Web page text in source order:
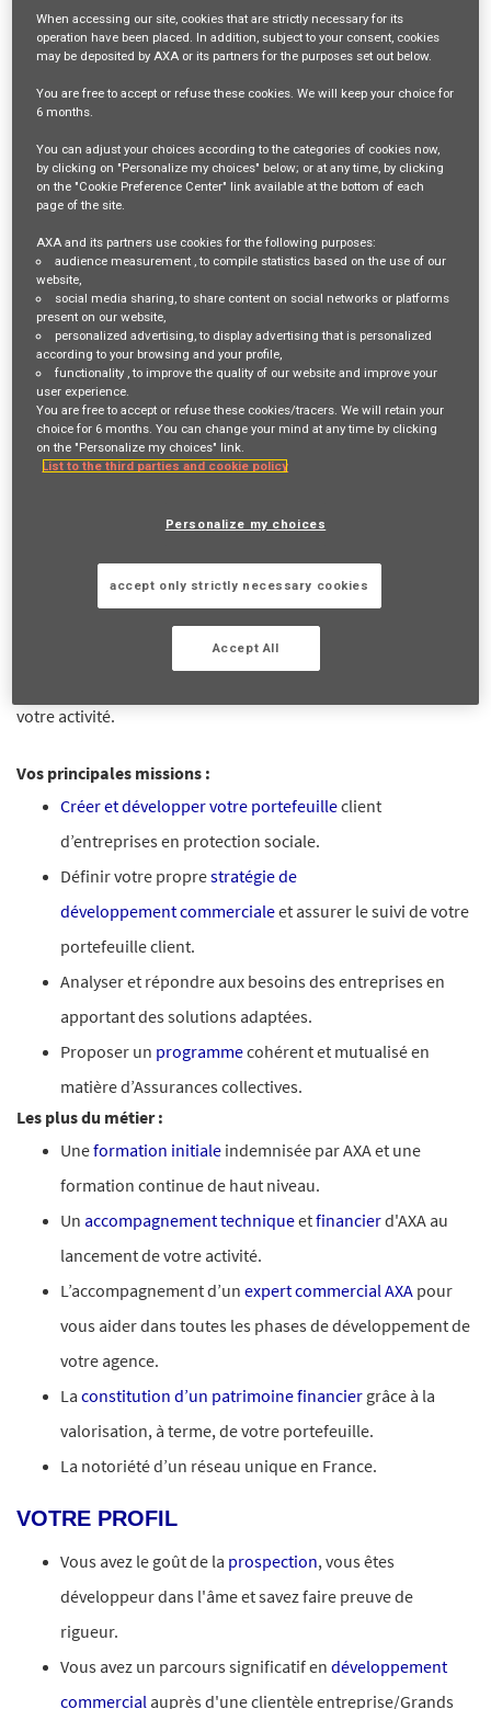
VENTES ET DISTRIBUTION
35461
mail_outline
Login
or Register
Job Description
VOTRE RÔLE ET VOS MISSIONS
Vous êtes en recherche d’un projet entrepreneurial? Vous
êtes plutôtBtoBque BtoC ?
La fibrecommerciale et le sens duservice clientfont partie de
vos qualités ? Nous avons une belle opportunité pour vous !
contribuer chaque jour à une mission inspirante «
protéger les salariés
C’est également bâtir une entreprise dans laquelle vous serez
définir votre organisation et vos ambitions
votre activité.
Vos principales missions :
Créer et développer votre portefeuilleclient
d’entreprises en protection sociale.
Définir votre proprestratégie de
développementcommercialeet assurer le suivi de votre
portefeuille client.
Analyser et répondre aux besoins des entreprises en
apportant des solutions adaptées.
Proposer un programmecohérent et mutualisé en
matière d’Assurances collectives.
Les plus du métier :
Uneformation initiale indemnisée par AXA et une
formation continue de haut niveau.
Un accompagnement techniqueetfinancierd'AXA au
lancement de votre activité.
L’accompagnement d’un expert commercial AXA pour
vous aider dans toutes les phases de développement de
votre agence.
La constitution d’un patrimoine financier grâce à la
valorisation, à terme, de votre portefeuille.
La notoriété d’un réseau unique en France.
VOTRE PROFIL
Vous avez le goût de la prospection, vous êtes
développeur dans l'âme et savez faire preuve de
rigueur.
Vous avez un parcours significatif en développement
commercial auprès d'une clientèle entreprise/Grands
When accessing our site, cookies that are strictly necessary for its
operation have been placed. In addition, subject to your consent, cookies
may be deposited by AXA or its partners for the purposes set out below.
You are freeto accept or refusethese cookies. We will keep your choice for
6 months.
You can adjust your choices according to the categories of cookies now,
by clicking on "Personalize my choices" below; or at any time, by clicking
on the "Cookie Preference Center" link available at the bottom of each
page of the site.
AXA and its partners use cookies for the following purposes:
audience measurement , to compile statistics based on the use of our
website,
social media sharing, to share content on social networks or platforms
present on our website,
personalized advertising, to display advertising that is personalized
according to your browsing and your profile,
functionality , to improve the quality of our website and improve your
user experience.
You are free to accept or refuse these cookies/tracers. We will retain your
choice for 6 months. You can change your mind at any time by clicking
on the "Personalize my choices" link.
List to the third parties and cookie policy
Personalize my choices
accept only strictly necessary cookies
Accept All